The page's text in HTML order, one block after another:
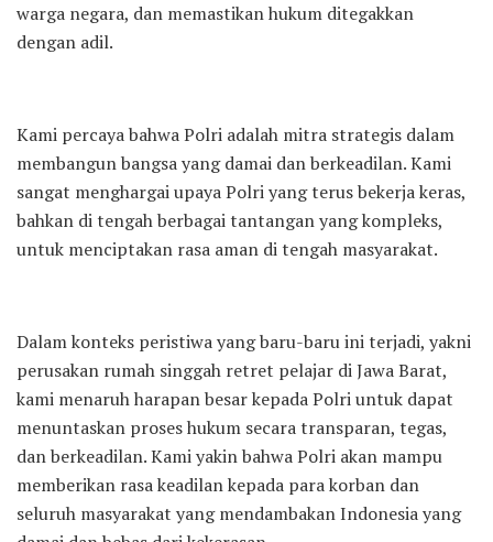
warga negara, dan memastikan hukum ditegakkan
dengan adil.
Kami percaya bahwa Polri adalah mitra strategis dalam
membangun bangsa yang damai dan berkeadilan. Kami
sangat menghargai upaya Polri yang terus bekerja keras,
bahkan di tengah berbagai tantangan yang kompleks,
untuk menciptakan rasa aman di tengah masyarakat.
Dalam konteks peristiwa yang baru-baru ini terjadi, yakni
perusakan rumah singgah retret pelajar di Jawa Barat,
kami menaruh harapan besar kepada Polri untuk dapat
menuntaskan proses hukum secara transparan, tegas,
dan berkeadilan. Kami yakin bahwa Polri akan mampu
memberikan rasa keadilan kepada para korban dan
seluruh masyarakat yang mendambakan Indonesia yang